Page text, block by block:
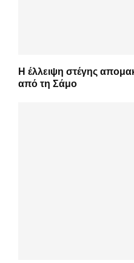
Η έλλειψη στέγης
από τη Σάμο